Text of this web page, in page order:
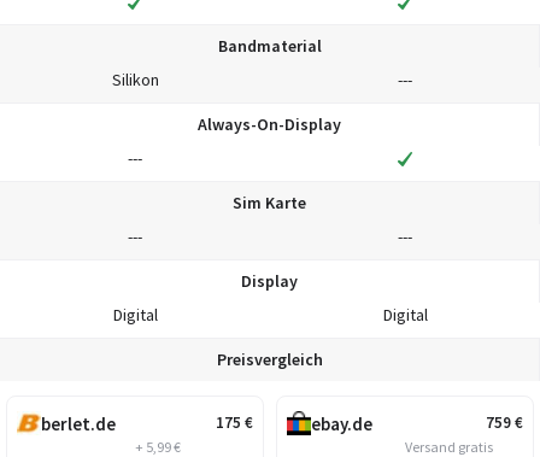
Bandmaterial
Silikon
---
Always-On-Display
---
Sim Karte
---
---
Display
Digital
Digital
Preisvergleich
175 €
berlet.de
+ 5,99 €
759€
ebay.de
Versand gratis